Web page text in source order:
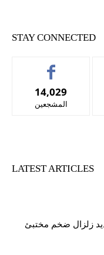
STAY CONNECTED
14,029
المشجعين
LATEST ARTICLES
زلزال ضخم مختبئ